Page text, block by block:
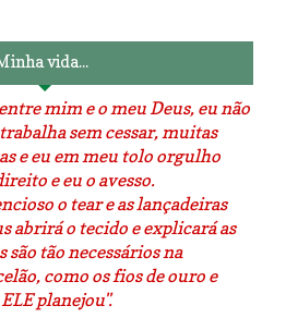
vida...
mim e o meu Deus, eu não
sem cessar, muitas
e eu em meu tolo orgulho
e eu o avesso.
o tear e as lançadeiras
abrirá o tecido e explicará as
são tão necessários na
como os fios de ouro e
planejou".